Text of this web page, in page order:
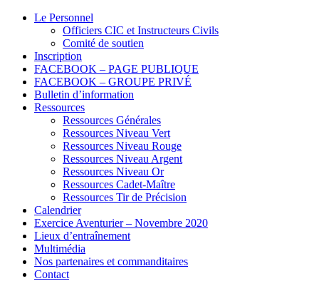
Le Personnel
Officiers CIC et Instructeurs Civils
Comité de soutien
Inscription
FACEBOOK – PAGE PUBLIQUE
FACEBOOK – GROUPE PRIVÉ
Bulletin d’information
Ressources
Ressources Générales
Ressources Niveau Vert
Ressources Niveau Rouge
Ressources Niveau Argent
Ressources Niveau Or
Ressources Cadet-Maître
Ressources Tir de Précision
Calendrier
Exercice Aventurier – Novembre 2020
Lieux d’entraînement
Multimédia
Nos partenaires et commanditaires
Contact